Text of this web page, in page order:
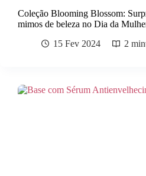
Coleção Blooming Blossom:
mimos de beleza no Dia da
15 Fev 2024
2